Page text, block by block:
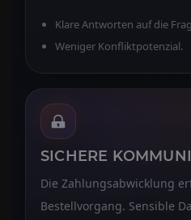
Klare Antworten auf die
Weniger Konfliktpotenzial.
SICHERE
Die Zahlungsabwicklung
Bestellvorgang. Sensible